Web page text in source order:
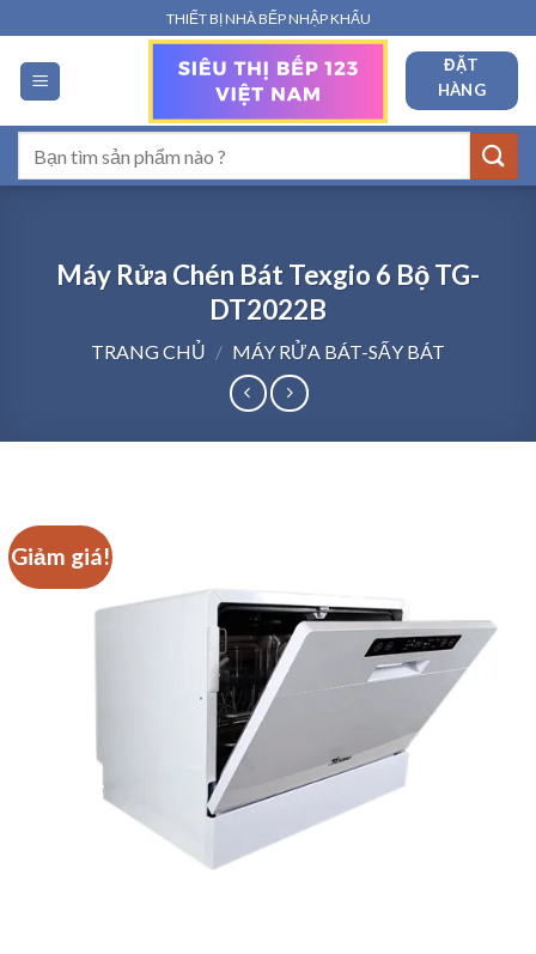
qua
nội
dung
THIẾT BỊ NHÀ BẾP NHẬP KHẨU
ĐẶT
HÀNG
kiếm:
Máy Rửa Chén Bát Texgio 6 Bộ TG-
DT2022B
TRANG CHỦ / MÁY RỬA BÁT-SẤY BÁT
Giảm giá!